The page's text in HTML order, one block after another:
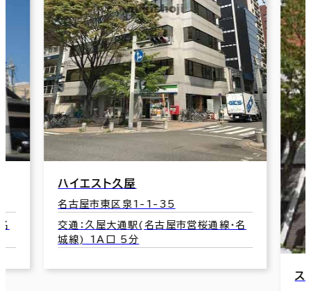
市東区泉1-1-35
久屋大通駅(名古屋市営桜通線･名
ストークビル久屋